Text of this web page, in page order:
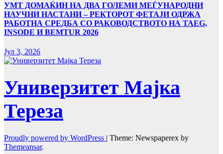
УMТ ДОМАЌИН НА ДВА ГОЛЕМИ МЕЃУНАРОДНИ
НАУЧНИ НАСТАНИ – РЕКТОРОТ ФЕТАЈИ ОДРЖА
РАБОТНА СРЕДБА СО РАКОВОДСТВОТО НА TAEG,
INSODE И BEMTUR 2026
Јул 3, 2026
Универзитет Мајка
Тереза
Proudly powered by WordPress | Theme: Newspaperex by
Themeansar.